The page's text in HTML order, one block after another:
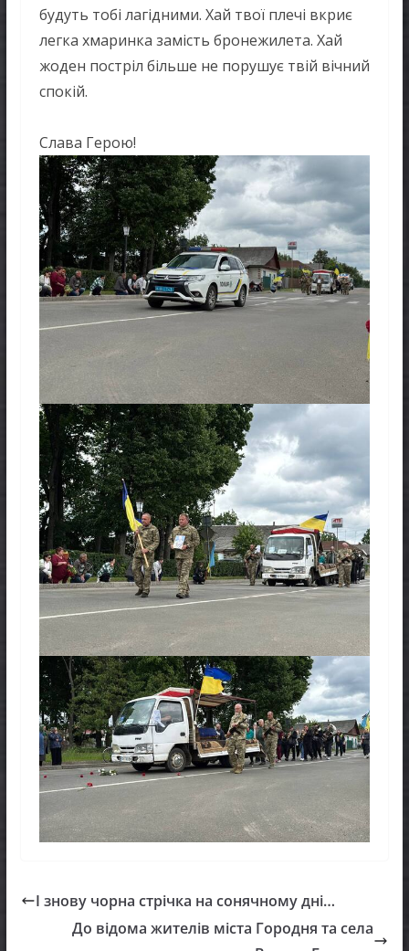
будуть тобі лагідними. Хай твої плечі вкриє
легка хмаринка замість бронежилета. Хай
жоден постріл більше не порушує твій вічний
спокій.
Слава Герою!
І знову чорна стрічка на сонячному дні…
До відома жителів міста Городня та села